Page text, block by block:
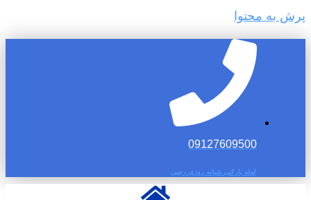
پرش به محتوا
09127609500
لوله بازکنی شبانه روزی رجبی